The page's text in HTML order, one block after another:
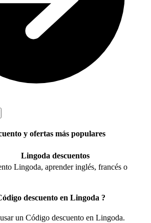
y ofertas más populares
Lingoda descuentos
Lingoda, aprender inglés, francés o
descuento en Lingoda ?
un Código descuento en Lingoda.